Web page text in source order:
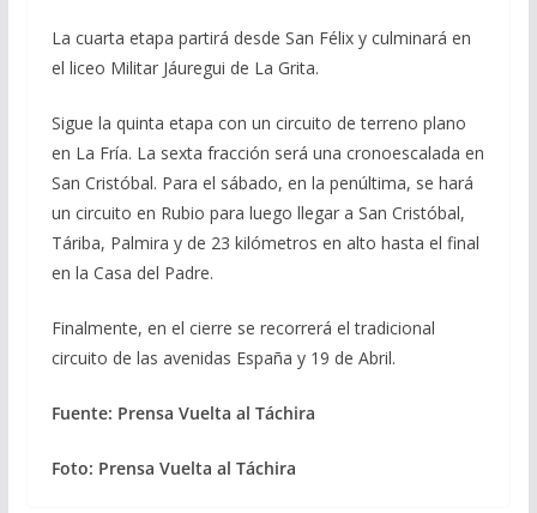
La cuarta etapa partirá desde San Félix y culminará en
el liceo Militar Jáuregui de La Grita.
Sigue la quinta etapa con un circuito de terreno plano
en La Fría. La sexta fracción será una cronoescalada en
San Cristóbal. Para el sábado, en la penúltima, se hará
un circuito en Rubio para luego llegar a San Cristóbal,
Táriba, Palmira y de 23 kilómetros en alto hasta el final
en la Casa del Padre.
Finalmente, en el cierre se recorrerá el tradicional
circuito de las avenidas España y 19 de Abril.
Fuente: Prensa Vuelta al Táchira
Foto: Prensa Vuelta al Táchira